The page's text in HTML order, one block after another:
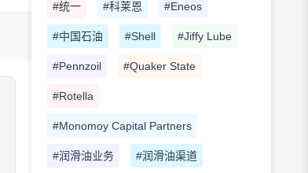
#统一 #科莱恩 #Eneos
#中国石油 #Shell #Jiffy Lube
#Pennzoil #Quaker State
#Rotella
#Monomoy Capital Partners
#润滑油业务 #润滑油渠道